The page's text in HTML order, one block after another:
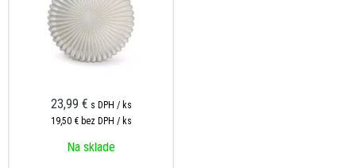
23,99 € s DPH / ks
19,50 € bez DPH / ks
Na sklade